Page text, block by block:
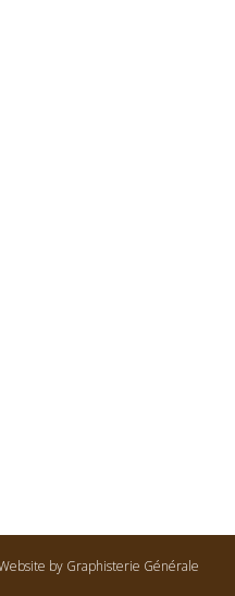
by Graphisterie Générale